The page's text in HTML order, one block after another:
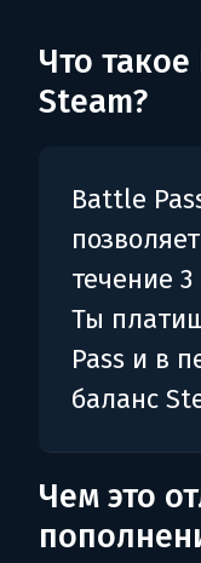
Что
Steam?
Battle
течение
Ты
Pass и в
баланс
Чем это